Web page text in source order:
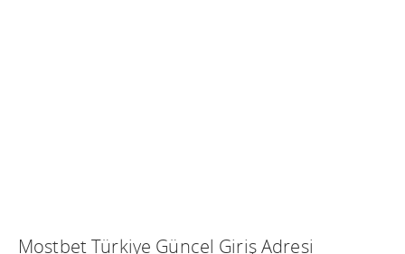
Mostbet Türkiye Güncel Giriş Adresi